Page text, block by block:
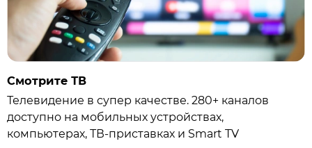
Смотрите ТВ
Телевидение в супер качестве. 280+ каналов
доступно на мобильных устройствах,
компьютерах, ТВ‑приставках и Smart TV